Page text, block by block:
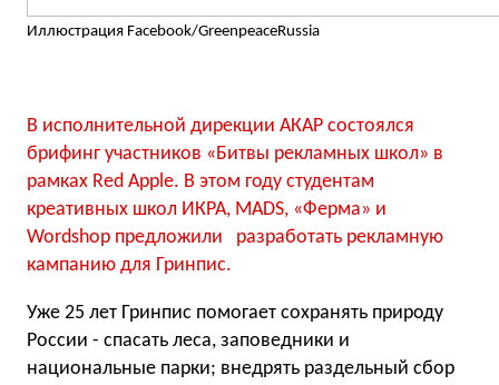
Иллюстрация Facebook/GreenpeaceRussia
В исполнительной дирекции АКАР состоялся
брифинг участников «Битвы рекламных школ» в
рамках Red Apple. В этом году студентам
креативных школ ИКРА, MADS, «Ферма» и
Wordshop предложили разработать рекламную
кампанию для Гринпис.
Уже 25 лет Гринпис помогает сохранять природу
России - спасать леса, заповедники и
национальные парки; внедрять раздельный сбор